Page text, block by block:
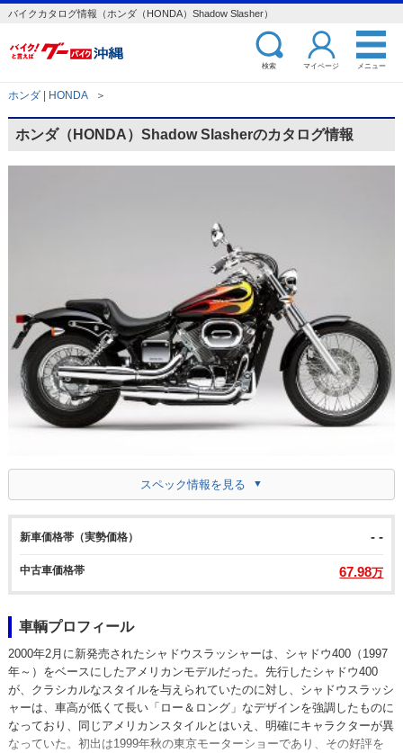
バイクカタログ情報（ホンダ（HONDA）Shadow Slasher）
検索 マイページ メニュー
ホンダ | HONDA ＞
ホンダ（HONDA）Shadow Slasherのカタログ情報
スペック情報を見る
新車価格帯（実勢価格） - -
中古車価格帯 67.98万
車輌プロフィール
2000年2月に新発売されたシャドウスラッシャーは、シャドウ400（1997
年～）をベースにしたアメリカンモデルだった。先行したシャドウ400
が、クラシカルなスタイルを与えられていたのに対し、シャドウスラッシ
ャーは、車高が低くて長い「ロー＆ロング」なデザインを強調したものに
なっており、同じアメリカンスタイルとはいえ、明確にキャラクターが異
なっていた。初出は1999年秋の東京モーターショーであり、その好評を